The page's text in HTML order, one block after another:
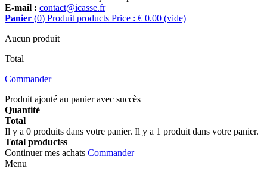
E-mail : contact@icasse.fr
Panier (0) Produit products Price : € 0.00 (vide)
Aucun produit
Total
Commander
Produit ajouté au panier avec succès
Quantité
Total
Il y a 0 produits dans votre panier. Il y a 1 produit dans votre panier.
Total productss
Continuer mes achats Commander
Menu